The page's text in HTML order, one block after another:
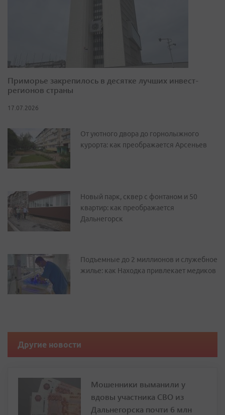
Приморье закрепилось в десятке лучших инвест-
регионов страны
17.07.2026
От уютного двора до горнолыжного
курорта: как преображается Арсеньев
Новый парк, сквер с фонтаном и 50
квартир: как преображается
Дальнегорск
Подъемные до 2 миллионов и служебное
жилье: как Находка привлекает медиков
Другие новости
Мошенники выманили у
вдовы участника СВО из
Дальнегорска почти 6 млн